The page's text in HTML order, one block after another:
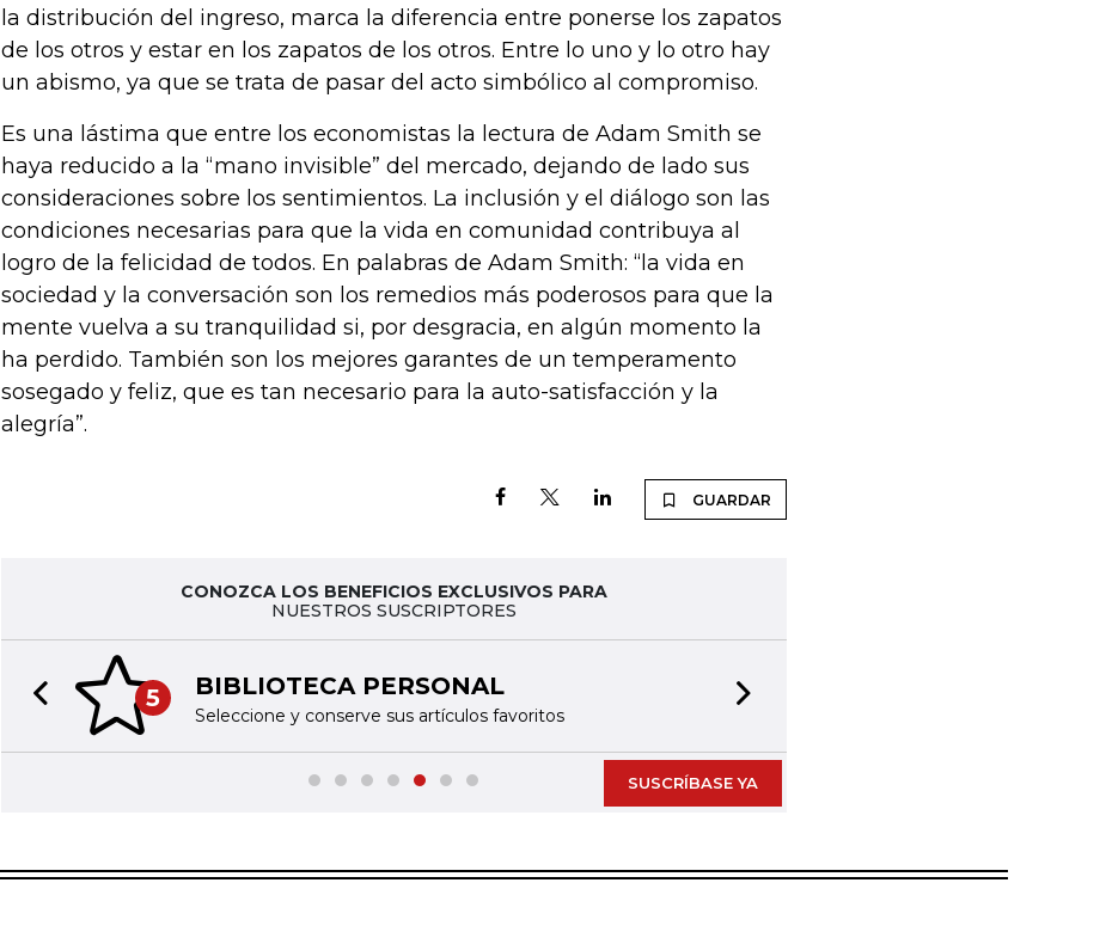
la distribución del ingreso, marca la diferencia entre ponerse los zapatos
de los otros y estar en los zapatos de los otros. Entre lo uno y lo otro hay
un abismo, ya que se trata de pasar del acto simbólico al compromiso.
Es una lástima que entre los economistas la lectura de Adam Smith se
haya reducido a la “mano invisible” del mercado, dejando de lado sus
consideraciones sobre los sentimientos. La inclusión y el diálogo son las
condiciones necesarias para que la vida en comunidad contribuya al
logro de la felicidad de todos. En palabras de Adam Smith: “la vida en
sociedad y la conversación son los remedios más poderosos para que la
mente vuelva a su tranquilidad si, por desgracia, en algún momento la
ha perdido. También son los mejores garantes de un temperamento
sosegado y feliz, que es tan necesario para la auto-satisfacción y la
alegría”.
GUARDAR
CONOZCA LOS BENEFICIOS EXCLUSIVOS PARA
NUESTROS SUSCRIPTORES
5 BIBLIOTECA PERSONAL
Seleccione y conserve sus artículos favoritos
Previous slide
SUSCRÍBASE YA